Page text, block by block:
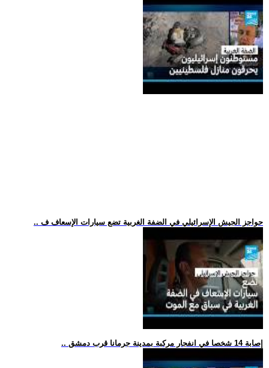
.. حواجز الجيش الإسرائيلي في الضفة الغربية تضع سيارات الإسعاف ف
.. إصابة 14 شخصا في انفجار مركبة بمدينة جرمانا قرب دمشق